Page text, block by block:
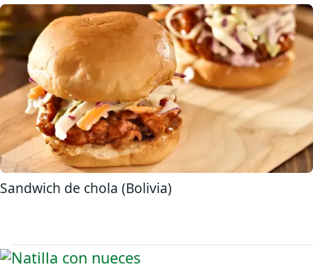
Sandwich de chola (Bolivia)